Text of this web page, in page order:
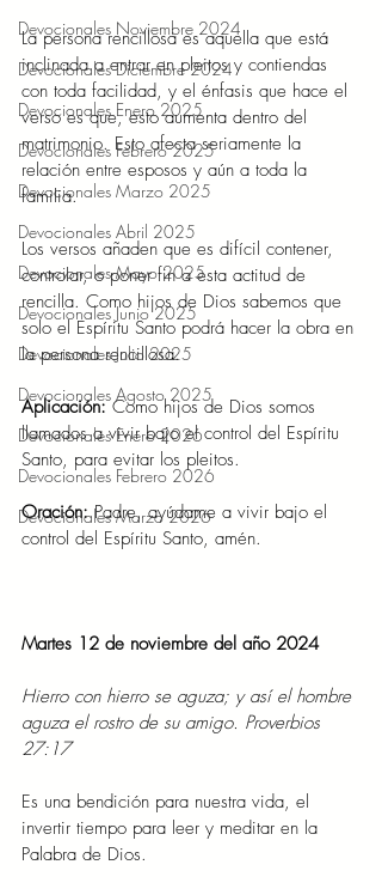
Devocionales Noviembre 2024
Devocionales Diciembre 2024
Devocionales Enero 2025
Devocionales Febrero 2025
Devocionales Marzo 2025
Devocionales Abril 2025
Devocionales Mayo 2025
Devocionales Junio 2025
Devocionales Julio 2025
Devocionales Agosto 2025
Devocionales Enero 2026
Devocionales Febrero 2026
Devocionales Marzo 2026
La persona rencillosa es aquella que está
inclinada a entrar en pleitos y contiendas
con toda facilidad, y el énfasis que hace el
verso es que, esto aumenta dentro del
matrimonio. Esto afecta seriamente la
relación entre esposos y aún a toda la
familia.
Los versos añaden que es difícil contener,
controlar, o poner fin a esta actitud de
rencilla. Como hijos de Dios sabemos que
solo el Espíritu Santo podrá hacer la obra en
la persona rencillosa.
Aplicación: Como hijos de Dios somos
llamados a vivir bajo el control del Espíritu
Santo, para evitar los pleitos.
Oración: Padre, ayúdame a vivir bajo el
control del Espíritu Santo, amén.
Martes 12 de noviembre del año 2024
Hierro con hierro se aguza; y así el hombre
aguza el rostro de su amigo. Proverbios
27:17
Es una bendición para nuestra vida, el
invertir tiempo para leer y meditar en la
Palabra de Dios.